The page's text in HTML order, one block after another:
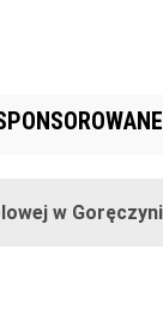
w Goręczynie